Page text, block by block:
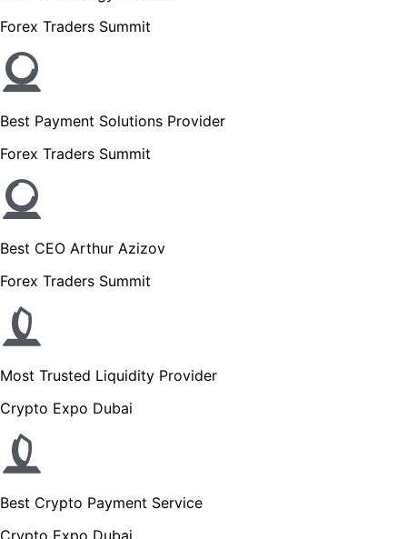
Forex Traders Summit
Best Payment Solutions Provider
Forex Traders Summit
Best CEO Arthur Azizov
Forex Traders Summit
Most Trusted Liquidity Provider
Crypto Expo Dubai
Best Crypto Payment Service
Crypto Expo Dubai